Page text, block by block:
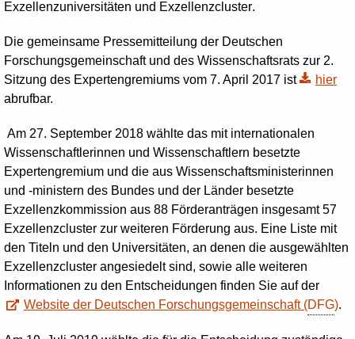
Exzellenzuniversitäten und Exzellenzcluster.
Die gemeinsame Pressemitteilung der Deutschen
Forschungsgemeinschaft und des Wissenschaftsrats zur 2.
Sitzung des Expertengremiums vom 7. April 2017 ist
hier
abrufbar.
Am 27. September 2018 wählte das mit internationalen
Wissenschaftlerinnen und Wissenschaftlern besetzte
Expertengremium und die aus Wissenschaftsministerinnen
und -ministern des Bundes und der Länder besetzte
Exzellenzkommission aus 88 Förderanträgen insgesamt 57
Exzellenzcluster zur weiteren Förderung aus. Eine Liste mit
den Titeln und den Universitäten, an denen die ausgewählten
Exzellenzcluster angesiedelt sind, sowie alle weiteren
Informationen zu den Entscheidungen finden Sie auf der
Website der Deutschen Forschungsgemeinschaft (DFG).